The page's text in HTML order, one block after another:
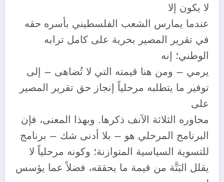
لا يكون إلا
عندما يمارس الشعب الفلسطيني بأسره حقه
في تقرير المصير بحرية على كامل ترابه
الوطني؛ إنه
يرمي – ومن هنا قيمته التي لا تُضاهى – إلى
توفير ما يتطلبه مرحلياً إنجاز حق تقرير المصير
على
محاوره الثلاثة الآنف ذكرها. وبهذا المعنى، فإن
البرنامج المرحلي هو – بلا أدنى شك – برنامج
للتسوية السياسية المتوازنة؛ وكونه مرحلياً لا
يقلل البَتَّة من قيمة ما يحققه، فضلاً عما يؤسس